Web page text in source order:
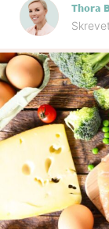
Thora